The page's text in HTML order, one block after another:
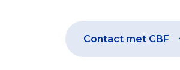
Contact met CBF